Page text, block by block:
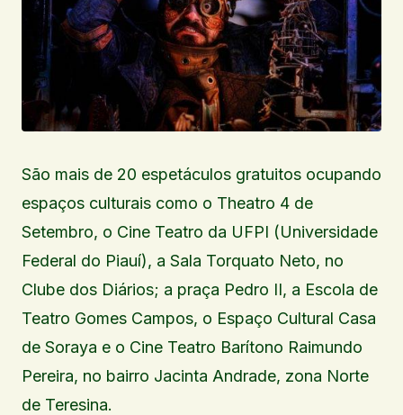
São mais de 20 espetáculos gratuitos ocupando
espaços culturais como o Theatro 4 de
Setembro, o Cine Teatro da UFPI (Universidade
Federal do Piauí), a Sala Torquato Neto, no
Clube dos Diários; a praça Pedro II, a Escola de
Teatro Gomes Campos, o Espaço Cultural Casa
de Soraya e o Cine Teatro Barítono Raimundo
Pereira, no bairro Jacinta Andrade, zona Norte
de Teresina.